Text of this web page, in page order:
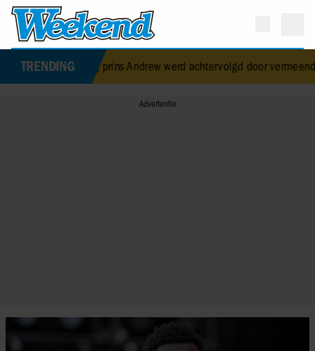
TRENDING
prins Andrew werd achtervolgd door vermeende stalker met